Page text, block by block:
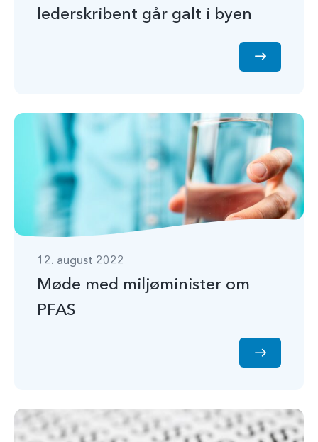
lederskribent går galt i byen
12. august 2022
Møde med miljøminister om
PFAS